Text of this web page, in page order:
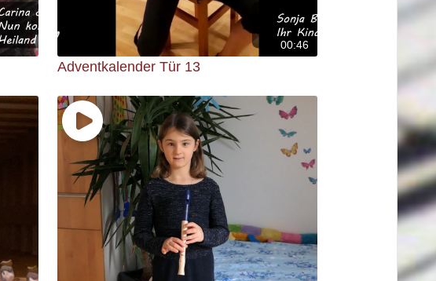
00:46
Adventkalender Tür 13